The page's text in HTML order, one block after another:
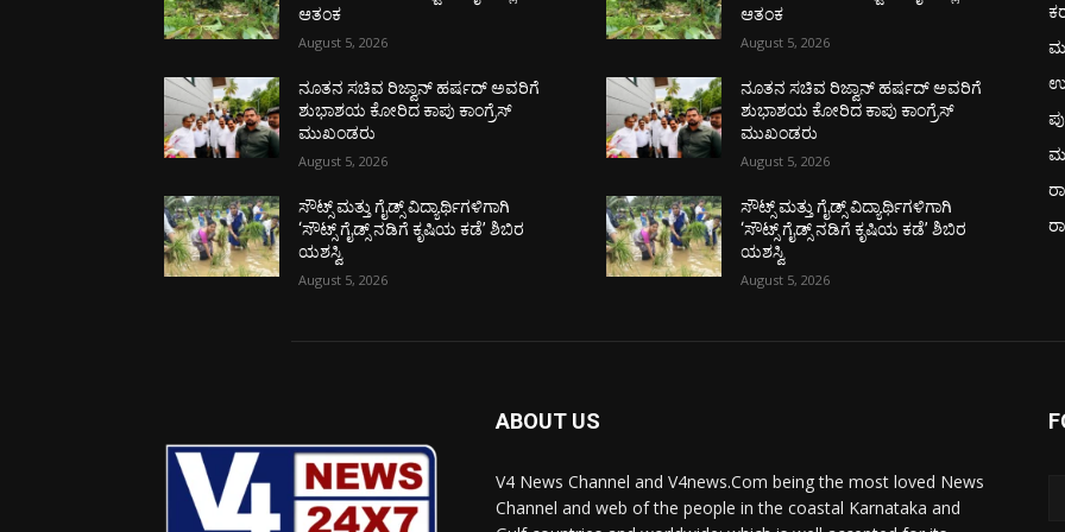
ಆತಂಕ
August 5, 2026
ನೂತನ ಸಚಿವ ರಿಜ್ವಾನ್ ಹರ್ಷದ್ ಅವರಿಗೆ
ಶುಭಾಶಯ ಕೋರಿದ ಕಾಪು ಕಾಂಗ್ರೆಸ್
ಮುಖಂಡರು
August 5, 2026
ಸೌಟ್ಸ್ ಮತ್ತು ಗೈಡ್ಸ್ ವಿದ್ಯಾರ್ಥಿಗಳಿಗಾಗಿ
‘ಸೌಟ್ಸ್ ಗೈಡ್ಸ್ ನಡಿಗೆ ಕೃಷಿಯ ಕಡೆ’ ಶಿಬಿರ
ಯಶಸ್ವಿ
August 5, 2026
ಆತಂಕ
August 5, 2026
ನೂತನ ಸಚಿವ ರಿಜ್ವಾನ್ ಹರ್ಷದ್ ಅವರಿಗೆ
ಶುಭಾಶಯ ಕೋರಿದ ಕಾಪು ಕಾಂಗ್ರೆಸ್
ಮುಖಂಡರು
August 5, 2026
ಸೌಟ್ಸ್ ಮತ್ತು ಗೈಡ್ಸ್ ವಿದ್ಯಾರ್ಥಿಗಳಿಗಾಗಿ
‘ಸೌಟ್ಸ್ ಗೈಡ್ಸ್ ನಡಿಗೆ ಕೃಷಿಯ ಕಡೆ’ ಶಿಬಿರ
ಯಶಸ್ವಿ
August 5, 2026
ABOUT US
V4 News Channel and V4news.Com being the most loved News
Channel and web of the people in the coastal Karnataka and